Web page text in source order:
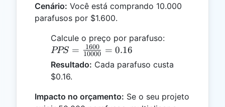
Cenário: Você está comprando 10.000
parafusos por $1.600.
Calcule o preço por parafuso:
{10000} =
PPS = 10000
1600 = 0.16
Resultado: Cada parafuso custa
$0.16.
Impacto no orçamento: Se o seu projeto